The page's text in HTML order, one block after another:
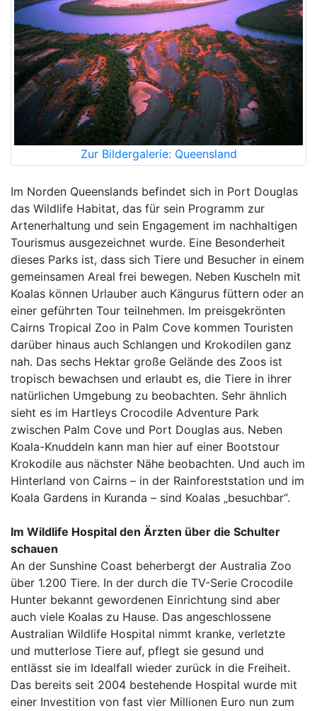
Zur Bildergalerie: Queensland
Im Norden Queenslands befindet sich in Port Douglas
das Wildlife Habitat, das für sein Programm zur
Artenerhaltung und sein Engagement im nachhaltigen
Tourismus ausgezeichnet wurde. Eine Besonderheit
dieses Parks ist, dass sich Tiere und Besucher in einem
gemeinsamen Areal frei bewegen. Neben Kuscheln mit
Koalas können Urlauber auch Kängurus füttern oder an
einer geführten Tour teilnehmen. Im preisgekrönten
Cairns Tropical Zoo in Palm Cove kommen Touristen
darüber hinaus auch Schlangen und Krokodilen ganz
nah. Das sechs Hektar große Gelände des Zoos ist
tropisch bewachsen und erlaubt es, die Tiere in ihrer
natürlichen Umgebung zu beobachten. Sehr ähnlich
sieht es im Hartleys Crocodile Adventure Park
zwischen Palm Cove und Port Douglas aus. Neben
Koala-Knuddeln kann man hier auf einer Bootstour
Krokodile aus nächster Nähe beobachten. Und auch im
Hinterland von Cairns – in der Rainforeststation und im
Koala Gardens in Kuranda – sind Koalas „besuchbar“.
Im Wildlife Hospital den Ärzten über die Schulter
schauen
An der Sunshine Coast beherbergt der Australia Zoo
über 1.200 Tiere. In der durch die TV-Serie Crocodile
Hunter bekannt gewordenen Einrichtung sind aber
auch viele Koalas zu Hause. Das angeschlossene
Australian Wildlife Hospital nimmt kranke, verletzte
und mutterlose Tiere auf, pflegt sie gesund und
entlässt sie im Idealfall wieder zurück in die Freiheit.
Das bereits seit 2004 bestehende Hospital wurde mit
einer Investition von fast vier Millionen Euro nun zum